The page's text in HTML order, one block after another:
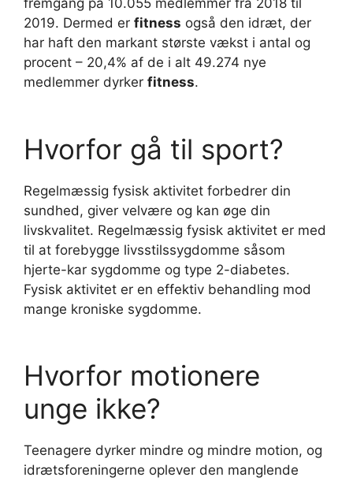
fremgang på 10.055 medlemmer fra 2018 til
2019. Dermed er fitness også den idræt, der
har haft den markant største vækst i antal og
procent – 20,4% af de i alt 49.274 nye
medlemmer dyrker fitness.
Hvorfor gå til sport?
Regelmæssig fysisk aktivitet forbedrer din
sundhed, giver velvære og kan øge din
livskvalitet. Regelmæssig fysisk aktivitet er med
til at forebygge livsstilssygdomme såsom
hjerte-kar sygdomme og type 2-diabetes.
Fysisk aktivitet er en effektiv behandling mod
mange kroniske sygdomme.
Hvorfor motionere
unge ikke?
Teenagere dyrker mindre og mindre motion, og
idrætsforeningerne oplever den manglende